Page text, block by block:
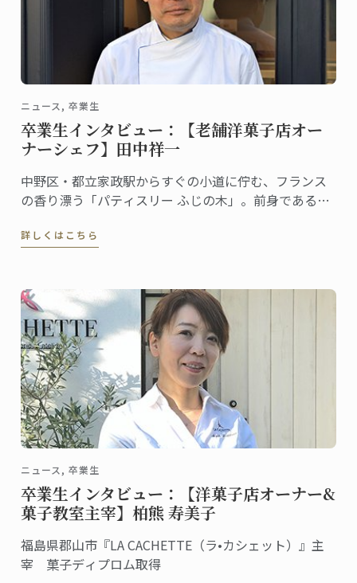
ニュース, 卒業生
卒業生インタビュー：【老舗洋菓子店オー
ナーシェフ】田中祥一
中野区・都立家政駅からすぐの小道に佇む、フランス
の香り漂う「パティスリー ふじの木」。前身であるベ
子、喫茶と時代に合わせて進化を遂げてきました。地
取得しました。
詳しくはこちら
ニュース, 卒業生
卒業生インタビュー：【洋菓子店オーナー&
菓子教室主宰】柏熊 寿美子
福島県郡山市『LA CACHETTE（ラ•カシェット）』主
宰 菓子ディプロム取得